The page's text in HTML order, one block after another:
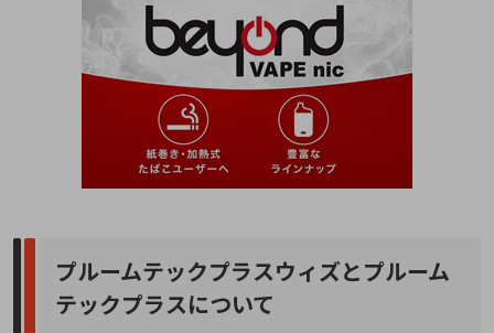
プルームテックプラスウィズとプルーム
テックプラスについて